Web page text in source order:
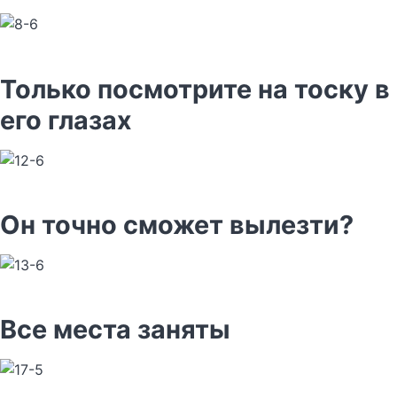
Только посмотрите на тоску в
его глазах
Он точно сможет вылезти?
Все места заняты